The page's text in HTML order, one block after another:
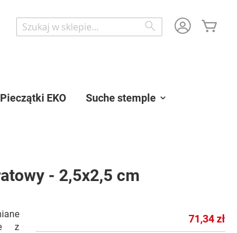
Wyszukaj
Pieczątki EKO
Suche stemple
- 2,5x2,5 cm
71,34 zł
z